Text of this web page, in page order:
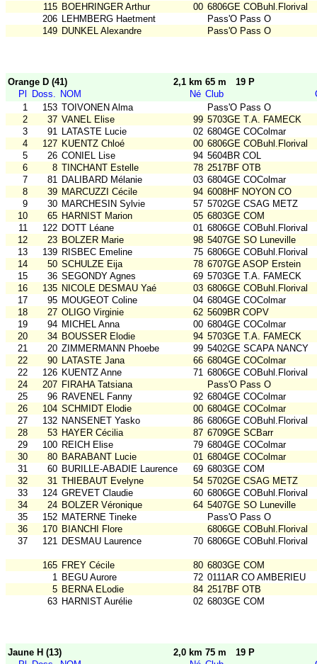
115 BOEHRINGER Arthur 00 6806GE COBuhl.Florival
206 LEHMBERG Haetment
Pass'O Pass O
149 DUNKEL Alexandre Pass'O Pass O
Orange D (41) 2,1 km 65 m
19 P
Pl
Doss. NOM Né Club
1
153 TOIVONEN Alma
Pass'O Pass O
2
37 VANEL Elise 99 5703GE T.A. FAMECK
3
91 LATASTE Lucie 02 6804GE COColmar
4
127 KUENTZ Chloé 00 6806GE COBuhl.Florival
5
26 CONIEL Lise 94 5604BR COL
6
8 TINCHANT Estelle 78 2517BF OTB
7
81 DALIBARD Mélanie 03 6804GE COColmar
8
39 MARCUZZI Cécile 94 6008HF NOYON CO
9
30 MARCHESIN Sylvie 57 5702GE CSAG METZ
10
65 HARNIST Marion 05 6803GE COM
11
122 DOTT Léane 01 6806GE COBuhl.Florival
12
23 BOLZER Marie 98 5407GE SO Luneville
13
139 RISBEC Emeline 75 6806GE COBuhl.Florival
14
50 SCHULZE Eija 78 6707GE ASOP Erstein
15
36 SEGONDY Agnes 69 5703GE T.A. FAMECK
16
135 NICOLE DESMAU Yaé 03 6806GE COBuhl.Florival
17
95 MOUGEOT Coline 04 6804GE COColmar
18
27 OLIGO Virginie 62 5609BR COPV
19
94 MICHEL Anna 00 6804GE COColmar
20
34 BOUSSER Elodie 94 5703GE T.A. FAMECK
21
20 ZIMMERMANN Phoebe 99 5402GE SCAPA NANCY
22
90 LATASTE Jana 66 6804GE COColmar
22
126 KUENTZ Anne 71 6806GE COBuhl.Florival
24
207 FIRAHA Tatsiana
Pass'O Pass O
25
96 RAVENEL Fanny 92 6804GE COColmar
26
104 SCHMIDT Elodie 00 6804GE COColmar
27
132 NANSENET Yasko 86 6806GE COBuhl.Florival
28
53 HAYER Cécilia 87 6709GE SCBarr
29
100 REICH Elise 79 6804GE COColmar
30
80 BARABANT Lucie 01 6804GE COColmar
31
60 BURILLE-ABADIE Laurence 69 6803GE COM
32
31 THIEBAUT Evelyne 54 5702GE CSAG METZ
33
124 GREVET Claudie 60 6806GE COBuhl.Florival
34
24 BOLZER Véronique 64 5407GE SO Luneville
35
152 MATERNE Tineke
Pass'O Pass O
36
170 BIANCHI Flore
6806GE COBuhl.Florival
37
121 DESMAU Laurence 70 6806GE COBuhl.Florival
165 FREY Cécile 80 6803GE COM
1 BEGU Aurore 72 0111AR CO AMBERIEU
5 BERNA ELodie 84 2517BF OTB
63 HARNIST Aurélie 02 6803GE COM
Jaune H (13) 2,0 km 75 m
19 P